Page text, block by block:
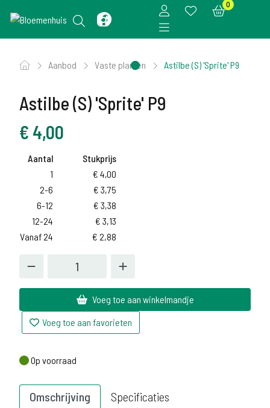
0
Aanbod Vaste planten Astilbe (S) 'Sprite' P9
Astilbe (S) 'Sprite' P9
€ 4,00
Aantal
Stukprijs
1
€ 4,00
2-6
€ 3,75
6-12
€ 3,38
12-24
€ 3,13
Vanaf 24
€ 2,88
Voeg toe aan winkelmandje
Voeg toe aan favorieten
Op voorraad
Op voorraad
Omschrijving Specificaties